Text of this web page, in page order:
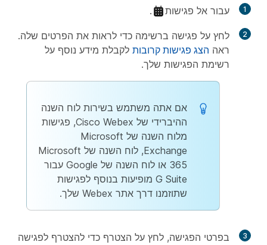
1 עבור אל פגישות .
2
לחץ על פגישה ברשימה כדי לראות את הפרטים שלה.
ראה הצג פגישות קרובות לקבלת מידע נוסף על
רשימת הפגישות שלך.
אם אתה משתמש בשירות לוח השנה
ההיברידי של Cisco Webex, פגישות
מלוח השנה של Microsoft
Exchange, לוח השנה של Microsoft
365 או לוח השנה של Google עבור
G Suite מופיעות בנוסף לפגישות
שתוזמנו דרך אתר Webex שלך.
3 בפרטי הפגישה, לחץ על הצטרף כדי להצטרף לפגישה